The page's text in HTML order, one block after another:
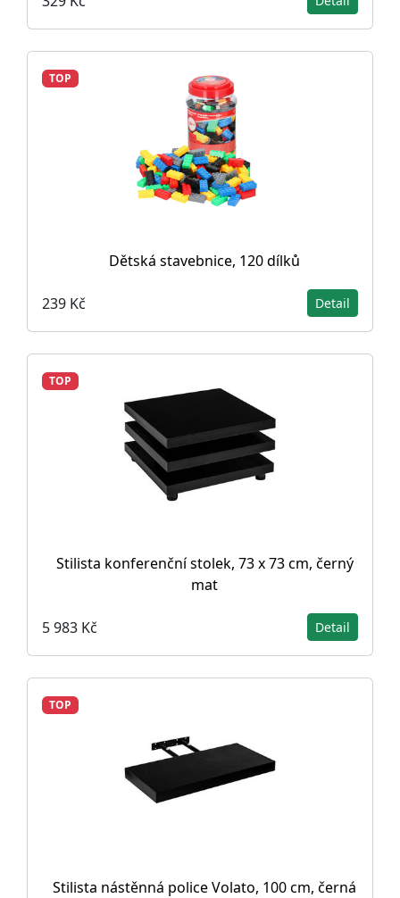
TOP
Dětská stavebnice, 120 dílků
239 Kč Detail
TOP
Stilista konferenční stolek, 73 x 73 cm, černý
mat
5 983 Kč Detail
TOP
Stilista nástěnná police Volato, 100 cm, černá